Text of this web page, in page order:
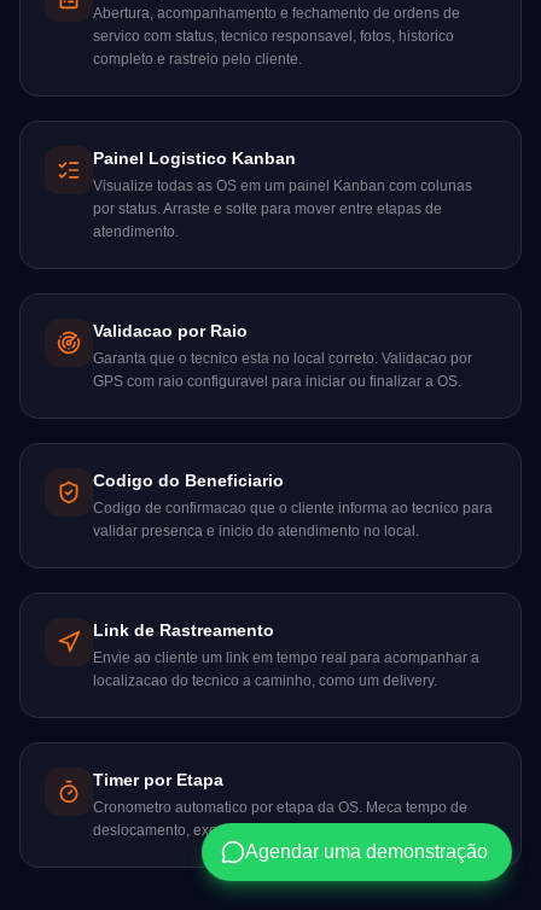
Abertura, acompanhamento e fechamento de ordens de
servico com status, tecnico responsavel, fotos, historico
completo e rastreio pelo cliente.
Painel Logistico Kanban
Visualize todas as OS em um painel Kanban com colunas
por status. Arraste e solte para mover entre etapas de
atendimento.
Validacao por Raio
Garanta que o tecnico esta no local correto. Validacao por
GPS com raio configuravel para iniciar ou finalizar a OS.
Codigo do Beneficiario
Codigo de confirmacao que o cliente informa ao tecnico para
validar presenca e inicio do atendimento no local.
Link de Rastreamento
Envie ao cliente um link em tempo real para acompanhar a
localizacao do tecnico a caminho, como um delivery.
Timer por Etapa
Cronometro automatico por etapa da OS. Meca tempo de
deslocamento, execucao e espera com precisao.
Agendar uma demonstração